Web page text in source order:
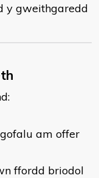
y gweithgaredd
am offer
ffordd briodol